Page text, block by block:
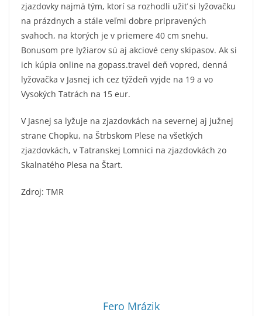
zjazdovky najmä tým, ktorí sa rozhodli užiť si lyžovačku
na prázdnych a stále veľmi dobre pripravených
svahoch, na ktorých je v priemere 40 cm snehu.
Bonusom pre lyžiarov sú aj akciové ceny skipasov. Ak si
ich kúpia online na gopass.travel deň vopred, denná
lyžovačka v Jasnej ich cez týždeň vyjde na 19 a vo
Vysokých Tatrách na 15 eur.
V Jasnej sa lyžuje na zjazdovkách na severnej aj južnej
strane Chopku, na Štrbskom Plese na všetkých
zjazdovkách, v Tatranskej Lomnici na zjazdovkách zo
Skalnatého Plesa na Štart.
Zdroj: TMR
Fero Mrázik